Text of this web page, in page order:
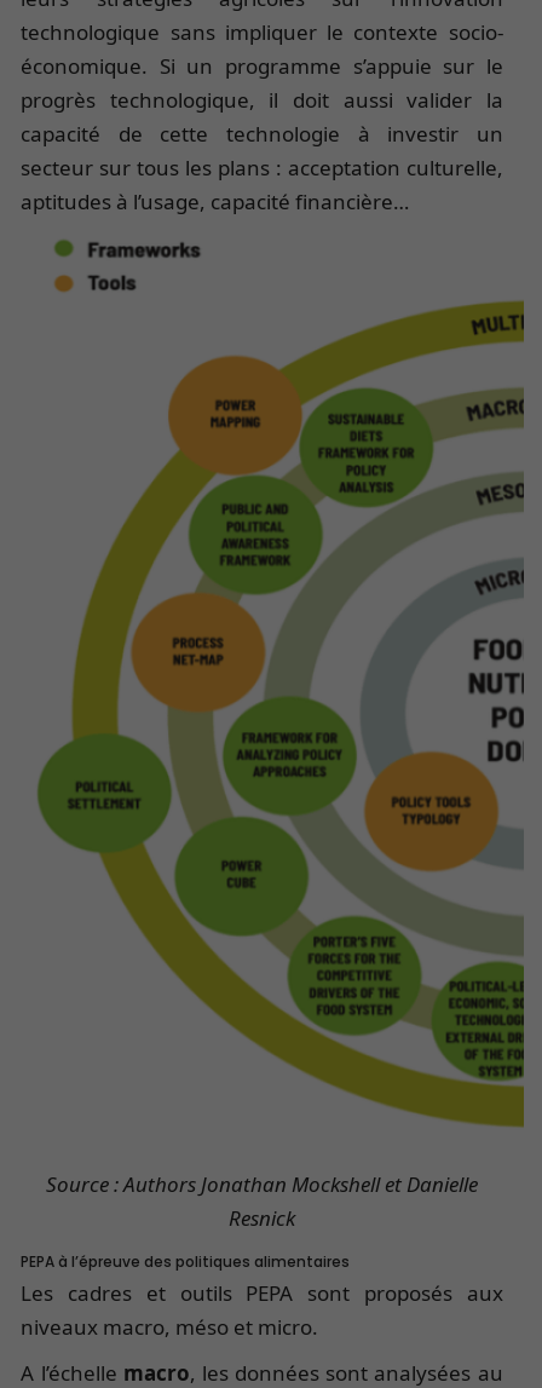
technologique sans impliquer le contexte socio-
économique. Si un programme s’appuie sur le
progrès technologique, il doit aussi valider la
capacité de cette technologie à investir un
secteur sur tous les plans : acceptation culturelle,
aptitudes à l’usage, capacité financière…
Source : Authors Jonathan Mockshell et Danielle
Resnick
PEPA à l’épreuve des politiques alimentaires
Les cadres et outils PEPA sont proposés aux
niveaux macro, méso et micro.
A l’échelle macro, les données sont analysées au